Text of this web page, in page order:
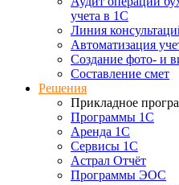
учета в 1С
Линия
Автоматизация
Создание фото- и
Составление смет
Решения
Прикладное
Программы 1С
Аренда 1С
Сервисы 1С
Астрал Отчёт
Программы ЭОС